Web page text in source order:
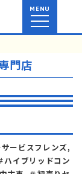
MENU
門店
ービスフレンズ,
ハイブリッドコン